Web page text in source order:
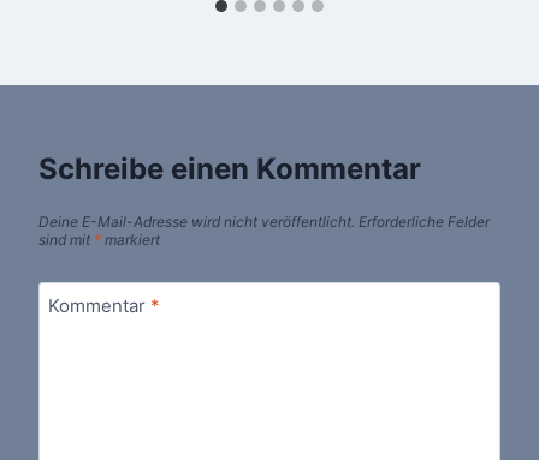
Schreibe einen Kommentar
Deine E-Mail-Adresse wird nicht veröffentlicht. Erforderliche Felder
sind mit * markiert
Kommentar *